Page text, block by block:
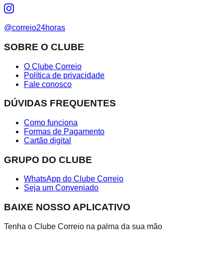
@correio24horas
SOBRE O CLUBE
O Clube Correio
Política de privacidade
Fale conosco
DÚVIDAS FREQUENTES
Como funciona
Formas de Pagamento
Cartão digital
GRUPO DO CLUBE
WhatsApp do Clube Correio
Seja um Conveniado
BAIXE NOSSO APLICATIVO
Tenha o Clube Correio na palma da sua mão